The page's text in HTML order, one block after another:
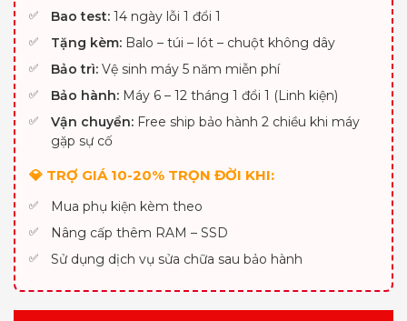
Bao test: 14 ngày lỗi 1 đổi 1
Tặng kèm: Balo – túi – lót – chuột không dây
Bảo trì: Vệ sinh máy 5 năm miễn phí
Bảo hành: Máy 6 – 12 tháng 1 đổi 1 (Linh kiện)
Vận chuyển: Free ship bảo hành 2 chiều khi máy
gặp sự cố
💎 TRỢ GIÁ 10-20% TRỌN ĐỜI KHI:
Mua phụ kiện kèm theo
Nâng cấp thêm RAM – SSD
Sử dụng dịch vụ sửa chữa sau bảo hành